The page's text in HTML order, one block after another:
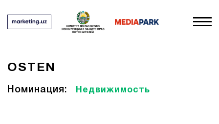
OSTEN
Номинация: Недвижимость